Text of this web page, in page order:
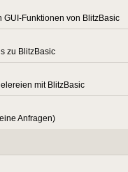
GUI-Funktionen von BlitzBasic
zu BlitzBasic
mit BlitzBasic
Anfragen)